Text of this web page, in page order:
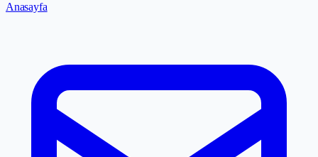
Anasayfa